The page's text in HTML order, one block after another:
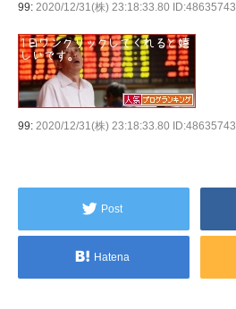
99: 2020/12/31(株) 23:18:33.80 ID:48635743
99: 2020/12/31(株) 23:18:33.80 ID:48635743
Post
Hatena